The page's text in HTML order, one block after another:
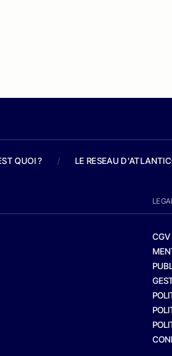
QUOI ? / LE RESEAU
CGV